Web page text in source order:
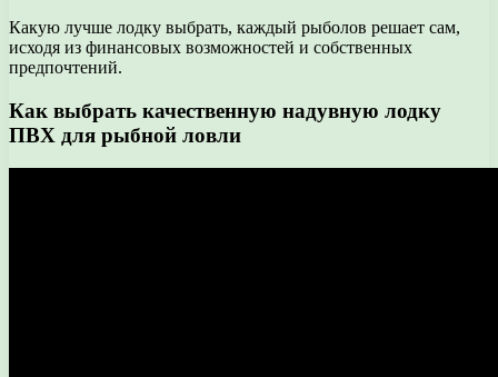
Какую лучше лодку выбрать, каждый рыболов решает сам,
исходя из финансовых возможностей и собственных
предпочтений.
Как выбрать качественную надувную лодку
ПВХ для рыбной ловли